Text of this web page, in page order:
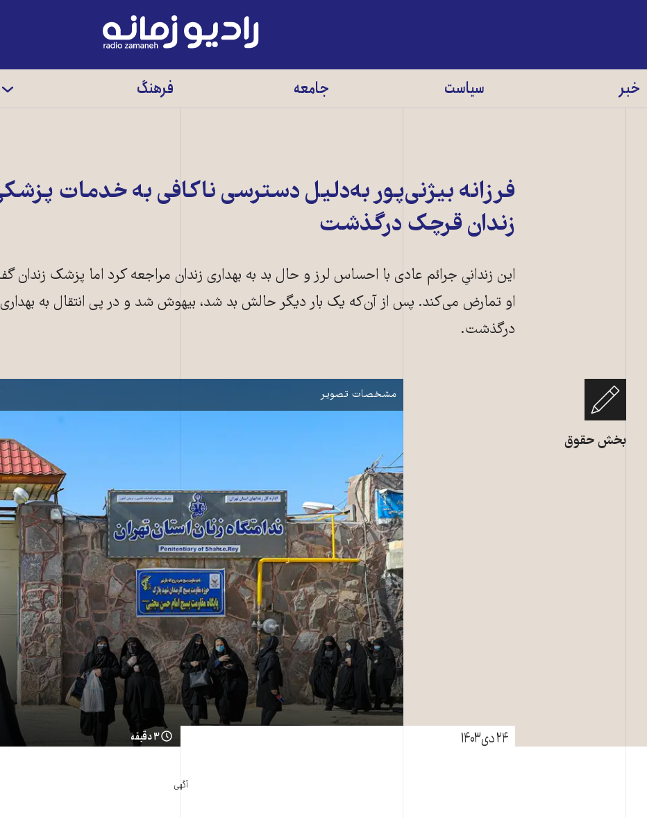
رادیو
زمانه
خبر سیاست جامعه فرهنگ
فرزانه بیژنی‌پور به‌دلیل دسترسی ناکافی به خدمات
زندان قرچک درگذشت
این زندانیِ جرائم عادی با احساس لرز و حال بد به بهداری زندان مراجعه کرد اما پزشک زندان
او تمارض می‌کند. پس از آن‌که یک بار دیگر حالش بد شد، بیهوش شد و در پی انتقال به بهداری
درگذشت.
بخش حقوق
نمایش
مشخصات تصویر
۲۴ دی ۱۴۰۳ ۳ دقیقه
آگهی